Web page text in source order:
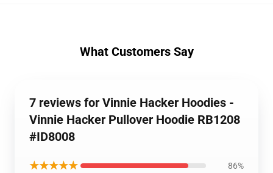
What Customers Say
7 reviews for Vinnie Hacker Hoodies -
Vinnie Hacker Pullover Hoodie RB1208
#ID8008
★★★★★ 86%